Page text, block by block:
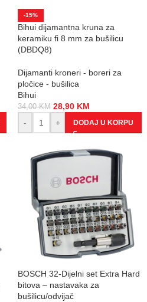
-15%
Bihui dijamantna kruna za
keramiku fi 8 mm za bušilicu
(DBDQ8)
Dijamanti kroneri - boreri za
pločice - bušilica
Bihui
34,00KM 28,90 KM
-
+ DODAJ U KORPU
BOSCH 32-Dijelni set Extra Hard
bitova – nastavaka za
bušilicu/odvijač